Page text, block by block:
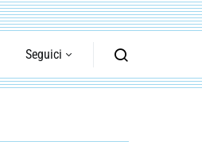
Seguici